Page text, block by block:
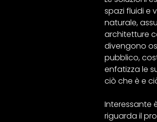
spazi fluidi e
naturale,
architetture
divengono
pubblico,
enfatizza le
ciò che è e
Interessante
riguarda il